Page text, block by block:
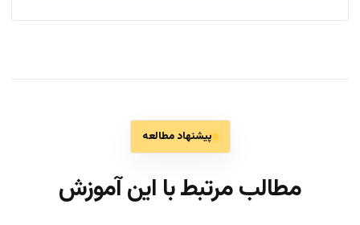
پیشنهاد مطالعه
مطالب مرتبط با این آموزش